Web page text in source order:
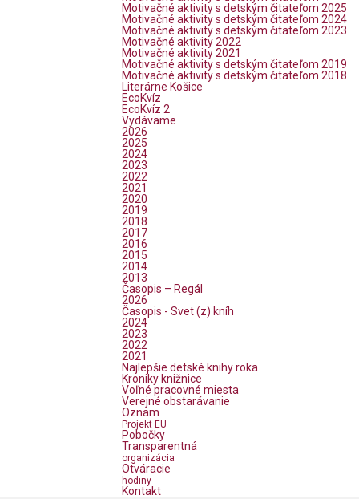
Motivačné aktivity s detským čitateľom 2025
Motivačné aktivity s detským čitateľom 2024
Motivačné aktivity s detským čitateľom 2023
Motivačné aktivity 2022
Motivačné aktivity 2021
Motivačné aktivity s detským čitateľom 2019
Motivačné aktivity s detským čitateľom 2018
Literárne Košice
EcoKvíz
EcoKvíz 2
Vydávame
2026
2025
2024
2023
2022
2021
2020
2019
2018
2017
2016
2015
2014
2013
Časopis – Regál
2026
Časopis - Svet (z) kníh
2024
2023
2022
2021
Najlepšie detské knihy roka
Kroniky knižnice
Voľné pracovné miesta
Verejné obstarávanie
Oznam
Projekt EU
Pobočky
Transparentná
organizácia
Otváracie
hodiny
Kontakt